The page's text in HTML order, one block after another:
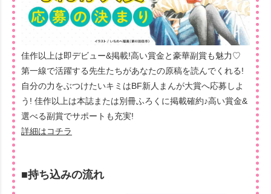
佳作以上は即デビュー&掲載!高い賞金と豪華副賞も魅力♡
第一線で活躍する先生たちがあなたの原稿を読んでくれる!
自分の力をぶつけたいキミはBF新人まんが大賞へ応募しよ
う! 佳作以上は本誌または別冊ふろくに掲載確約♪高い賞金&
選べる副賞でサポートも充実!
詳細はコチラ
■持ち込みの流れ